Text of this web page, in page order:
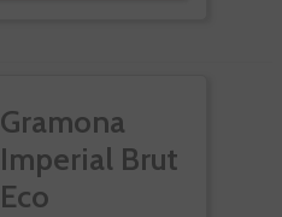
Gramona
Imperial Brut
Eco